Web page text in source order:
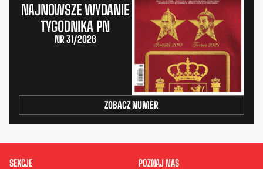
NAJNOWSZE WYDANIE
TYGODNIKA PN
NR 31/2026
ZOBACZ NUMER
SEKCJE POZNAJ NAS